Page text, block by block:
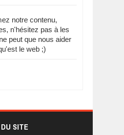
notre contenu,
n'hésitez pas à les
peut que nous aider
le web ;)
SITE